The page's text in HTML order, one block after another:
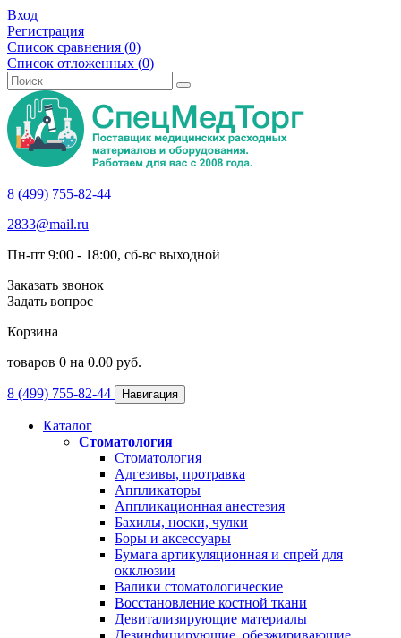
Вход
Регистрация
Список сравнения (0)
Список отложенных (0)
8 (499) 755-82-44
2833@mail.ru
Пн-пт 9:00 - 18:00, сб-вс выходной
Заказать звонок
Задать вопрос
Корзина
товаров 0 на 0.00 руб.
8 (499) 755-82-44 Навигация
Каталог
Стоматология
Стоматология
Адгезивы, протравка
Аппликаторы
Аппликационная анестезия
Бахилы, носки, чулки
Боры и аксессуары
Бумага артикуляционная и спрей для
окклюзии
Валики стоматологические
Восстановление костной ткани
Девитализирующие материалы
Дезинфицирующие, обезжиривающие